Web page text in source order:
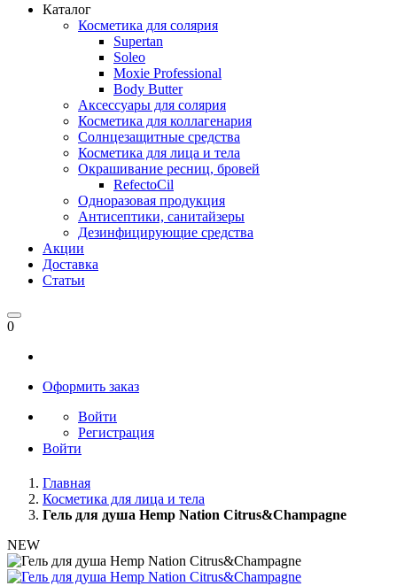
Каталог
Косметика для солярия
Supertan
Soleo
Moxie Professional
Body Butter
Аксессуары для солярия
Косметика для коллагенария
Солнцезащитные средства
Косметика для лица и тела
Окрашивание ресниц, бровей
RefectoCil
Одноразовая продукция
Антисептики, санитайзеры
Дезинфицирующие средства
Акции
Доставка
Статьи
0
Оформить заказ
Войти
Регистрация
Войти
Главная
Косметика для лица и тела
Гель для душа Hemp Nation Citrus&Champagne
NEW